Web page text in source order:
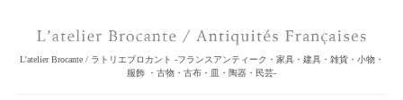
L'atelier Brocante / ラトリエブロカント -フランスアンティーク・家具・建具・雑貨・小物・
服飾 ・古物・古布・皿・陶器・民芸-